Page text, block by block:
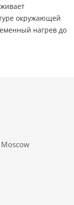
окружающей
нагрев до